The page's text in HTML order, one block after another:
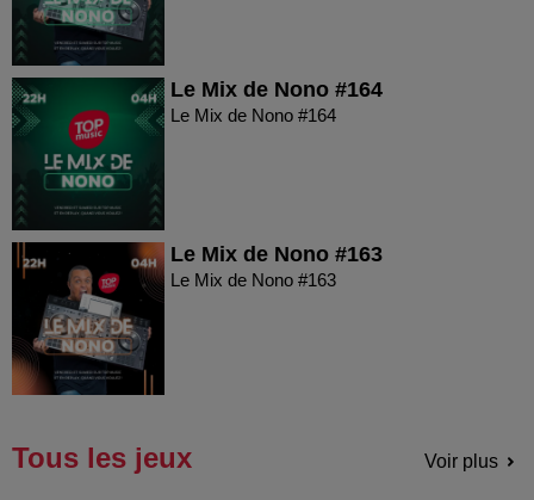
Le Mix de Nono #164
Le Mix de Nono #164
Le Mix de Nono #163
Le Mix de Nono #163
Tous les jeux Voir plus